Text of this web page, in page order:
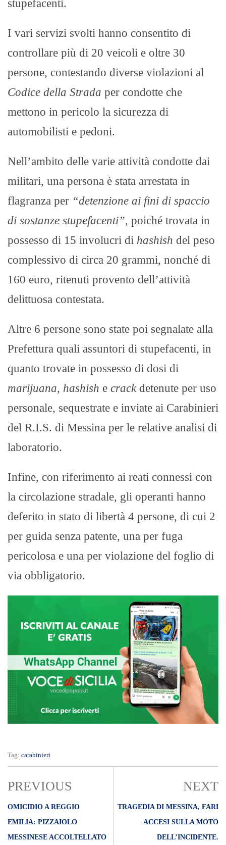
stupefacenti.
I vari servizi svolti hanno consentito di
controllare più di 20 veicoli e oltre 30
persone, contestando diverse violazioni al
Codice della Strada per condotte che
mettono in pericolo la sicurezza di
automobilisti e pedoni.
Nell’ambito delle varie attività condotte dai
militari, una persona è stata arrestata in
flagranza per “detenzione ai fini di spaccio
di sostanze stupefacenti”, poiché trovata in
possesso di 15 involucri di hashish del peso
complessivo di circa 20 grammi, nonché di
160 euro, ritenuti provento dell’attività
delittuosa contestata.
Altre 6 persone sono state poi segnalate alla
Prefettura quali assuntori di stupefacenti, in
quanto trovate in possesso di dosi di
marijuana, hashish e crack detenute per uso
personale, sequestrate e inviate ai Carabinieri
del R.I.S. di Messina per le relative analisi di
laboratorio.
Infine, con riferimento ai reati connessi con
la circolazione stradale, gli operanti hanno
deferito in stato di libertà 4 persone, di cui 2
per guida senza patente, una per fuga
pericolosa e una per violazione del foglio di
via obbligatorio.
Tag: carabinieri
PREVIOUS
OMICIDIO A REGGIO
EMILIA: PIZZAIOLO
MESSINESE ACCOLTELLATO
NEXT
TRAGEDIA DI MESSINA, FARI
ACCESI SULLA MOTO
DELL’INCIDENTE.